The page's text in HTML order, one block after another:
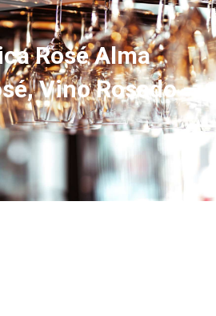
Rosé Alma
Vino Rosado –